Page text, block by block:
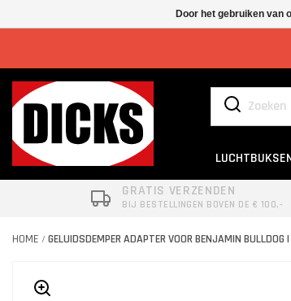
GRATIS VERZENDEN
BIJ BESTELLINGEN BOVEN DE € 100,-
HOME / GELUIDSDEMPER ADAPTER VOOR BENJAMIN BULLDOG |
Door het gebruiken van